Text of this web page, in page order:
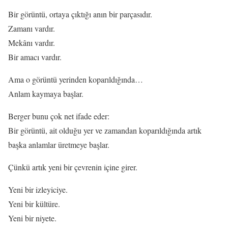
Bir görüntü, ortaya çıktığı anın bir parçasıdır.
Zamanı vardır.
Mekânı vardır.
Bir amacı vardır.
Ama o görüntü yerinden koparıldığında…
Anlam kaymaya başlar.
Berger bunu çok net ifade eder:
Bir görüntü, ait olduğu yer ve zamandan koparıldığında artık
başka anlamlar üretmeye başlar.
Çünkü artık yeni bir çevrenin içine girer.
Yeni bir izleyiciye.
Yeni bir kültüre.
Yeni bir niyete.